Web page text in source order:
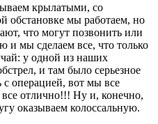
крылатыми, со
обстановке мы работаем, но
что могут позвонить или
и мы сделаем все, что только
у одной из наших
и там было серьезное
операцией, вот мы все
отлично!!! Ну и, конечно,
оказываем колоссальную.